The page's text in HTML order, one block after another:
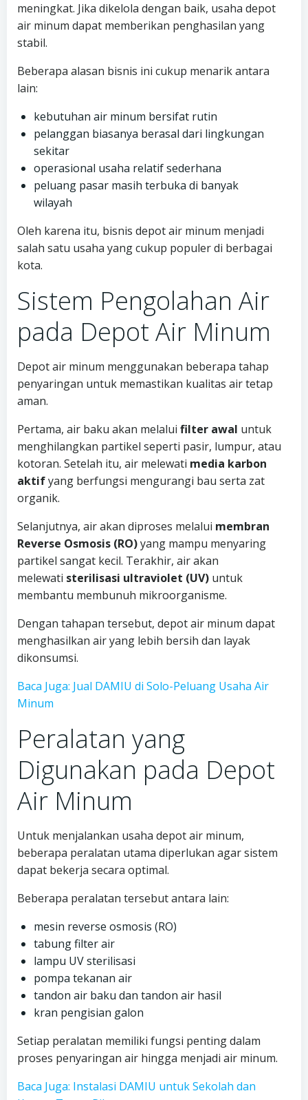
meningkat. Jika dikelola dengan baik, usaha depot
air minum dapat memberikan penghasilan yang
stabil.
Beberapa alasan bisnis ini cukup menarik antara
lain:
kebutuhan air minum bersifat rutin
pelanggan biasanya berasal dari lingkungan
sekitar
operasional usaha relatif sederhana
peluang pasar masih terbuka di banyak
wilayah
Oleh karena itu, bisnis depot air minum menjadi
salah satu usaha yang cukup populer di berbagai
kota.
Sistem Pengolahan Air
pada Depot Air Minum
Depot air minum menggunakan beberapa tahap
penyaringan untuk memastikan kualitas air tetap
aman.
Pertama, air baku akan melalui filter awal untuk
menghilangkan partikel seperti pasir, lumpur, atau
kotoran. Setelah itu, air melewati media karbon
aktifyang berfungsi mengurangi bau serta zat
organik.
Selanjutnya, air akan diproses melalui membran
Reverse Osmosis (RO)yang mampu menyaring
partikel sangat kecil. Terakhir, air akan
melewati sterilisasi ultraviolet (UV) untuk
membantu membunuh mikroorganisme.
Dengan tahapan tersebut, depot air minum dapat
menghasilkan air yang lebih bersih dan layak
dikonsumsi.
Baca Juga: Jual DAMIU di Solo-Peluang Usaha Air
Minum
Peralatan yang
Digunakan pada Depot
Air Minum
Untuk menjalankan usaha depot air minum,
beberapa peralatan utama diperlukan agar sistem
dapat bekerja secara optimal.
Beberapa peralatan tersebut antara lain:
mesin reverse osmosis (RO)
tabung filter air
lampu UV sterilisasi
pompa tekanan air
tandon air baku dan tandon air hasil
kran pengisian galon
Setiap peralatan memiliki fungsi penting dalam
proses penyaringan air hingga menjadi air minum.
Baca Juga: Instalasi DAMIU untuk Sekolah dan